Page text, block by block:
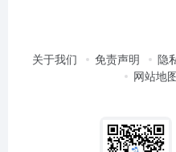
关于我们 免责声明 隐
网站地